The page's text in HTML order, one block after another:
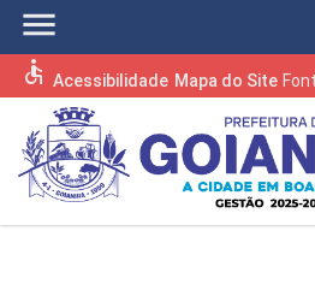
menu
accessible Acessibilidade Mapa do Site